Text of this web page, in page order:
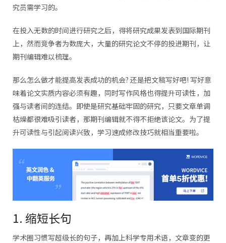
究员需学习的。
在投入无数的时间进行研究之后，得将研究成果发表到国际期刊
上，然而竞争者为数庞大，大量的研究论文不停的投进期刊，让
期刊编辑难以梳理。
那么怎么做才能提高发表成功的机会? 还是把文稿写好吧! 写好意
味着论文实质内容必须有趣，同时写作风格也得提升可读性，加
强与读者间的连结。即使是研究基础牢固的研究，只要文章单调
枯燥都很难吸引读者，那期刊编辑就不得不拒绝该论文。为了提
升可读性与引起阅读兴致，学习速成修改技巧就相当重要啦。
1. 缩短长句
学术圈习惯写超级长的句子，再加上科学专用术语，文章变的更